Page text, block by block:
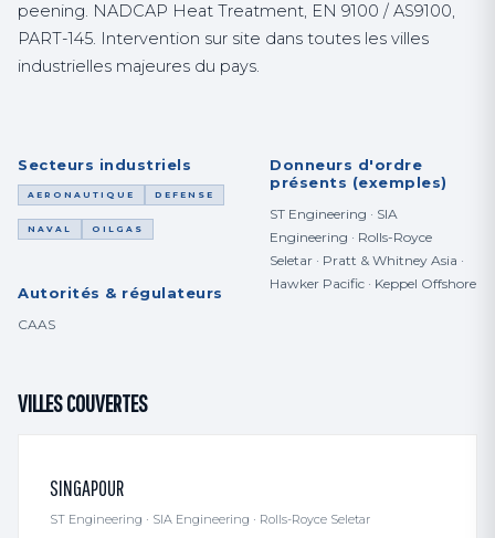
peening. NADCAP Heat Treatment, EN 9100 / AS9100,
PART-145. Intervention sur site dans toutes les villes
industrielles majeures du pays.
Secteurs industriels
AERONAUTIQUE DEFENSE
NAVAL OILGAS
Autorités & régulateurs
CAAS
Donneurs d'ordre
présents (exemples)
ST Engineering · SIA
Engineering · Rolls-Royce
Seletar · Pratt & Whitney Asia ·
Hawker Pacific · Keppel Offshore
VILLES COUVERTES
SINGAPOUR
ST Engineering · SIA Engineering · Rolls-Royce Seletar